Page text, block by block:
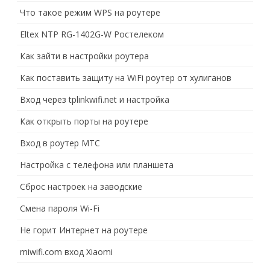
Что такое режим WPS на роутере
Eltex NTP RG-1402G-W Ростелеком
Как зайти в настройки роутера
Как поставить защиту на WiFi роутер от хулиганов
Вход через tplinkwifi.net и настройка
Как открыть порты на роутере
Вход в роутер МТС
Настройка с телефона или планшета
Сброс настроек на заводские
Смена пароля Wi-Fi
Не горит Интернет на роутере
miwifi.com вход Xiaomi